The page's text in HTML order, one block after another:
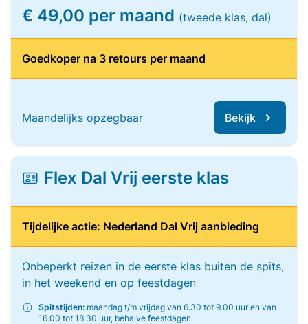
€ 49,00 per maand (tweede klas, dal)
Goedkoper na 3 retours per maand
Maandelijks opzegbaar Bekijk
Flex Dal Vrij eerste klas
Tijdelijke actie: Nederland Dal Vrij aanbieding
Onbeperkt reizen in de eerste klas buiten de spits,
in het weekend en op feestdagen
Spitstijden: maandag t/m vrijdag van 6.30 tot 9.00 uur en van
16.00 tot 18.30 uur, behalve feestdagen